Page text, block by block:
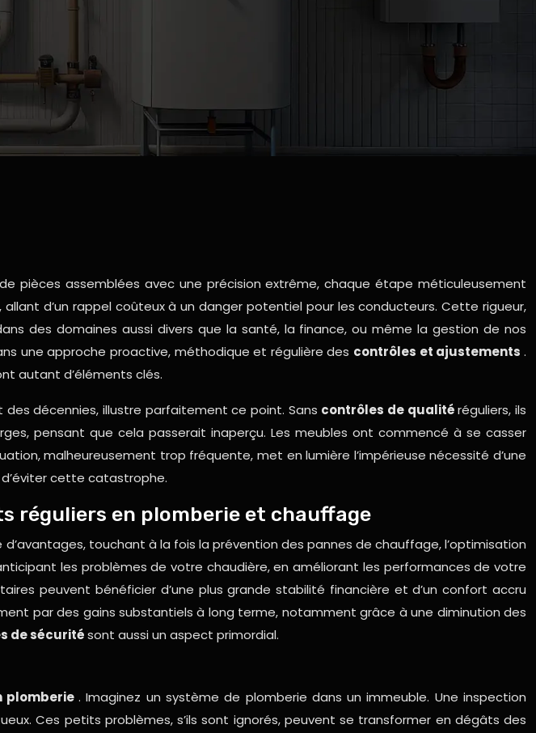
pièces assemblées avec une précision extrême, chaque étape méticuleusement
d’un rappel coûteux à un danger potentiel pour les conducteurs. Cette rigueur,
des domaines aussi divers que la santé, la finance, ou même la gestion de nos
une approche proactive, méthodique et régulière des contrôles et ajustements.
autant d’éléments clés.
décennies, illustre parfaitement ce point. Sans contrôles de qualitéréguliers, ils
pensant que cela passerait inaperçu. Les meubles ont commencé à se casser
malheureusement trop fréquente, met en lumière l’impérieuse nécessité d’une
cette catastrophe.
réguliers en plomberie et chauffage
touchant à la fois la prévention des pannes de chauffage, l’optimisation
les problèmes de votre chaudière, en améliorant les performances de votre
peuvent bénéficier d’une plus grande stabilité financière et d’un confort accru
par des gains substantiels à long terme, notamment grâce à une diminution des
de sécuritésont aussi un aspect primordial.
plomberie. Imaginez un système de plomberie dans un immeuble. Une inspection
Ces petits problèmes, s’ils sont ignorés, peuvent se transformer en dégâts des